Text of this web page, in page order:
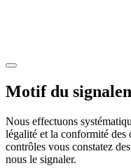
Motif du
Nous effectuons
légalité et la conformité des
contrôles vous constatez
nous le signaler.